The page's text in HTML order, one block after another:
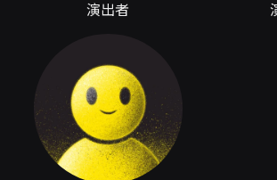
被譽為「美國最傑出的華裔中提琴
24屆金曲奬《最佳演奏獎》得主，
出的音樂天分及與眾不同的音樂詮
有著甚高的藝術評價，為同輩音樂
演出者